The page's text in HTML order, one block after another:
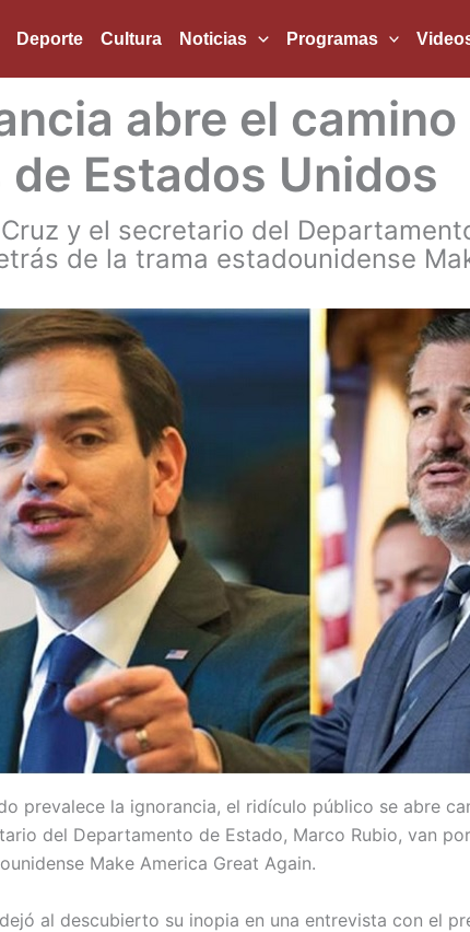
Deporte Cultura Noticias Programas
abre el
Estados Unidos
y el secretario del
de la trama estadounidense
prevalece la ignorancia, el ridículo público se abre
del Departamento de Estado, Marco Rubio, van
Make America Great Again.
al descubierto su inopia en una entrevista con el